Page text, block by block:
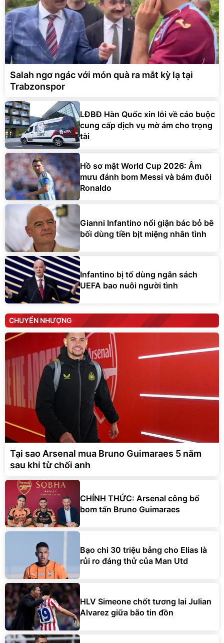
Salah ngơ ngác với món quà ra mắt kỳ lạ tại
Trabzonspor
LĐBĐ Hàn Quốc xin lỗi về cáo buộc
cung cấp dịch vụ mờ ám cho trọng
tài
Hồ sơ mật World Cup 2026: Âm
mưu đánh bom Messi và bám đuôi
Ronaldo
Gianni Infantino nổi giận bác bỏ bê
bối dùng tiền bịt miệng nhân tình
Infantino bị tố dùng ngân sách
UEFA bao nuôi người tình
CHUYỂN NHƯỢNG
Tại sao Arsenal mua Bruno Guimaraes 5 năm
sau khi từ chối anh
CHÍNH THỨC: Arsenal công bố
bom tấn Bruno Guimaraes
Bạo chi 30 triệu bảng cho Elias là
rủi ro đáng thử của Man Utd
HLV Simeone chốt tương lai Julian
Alvarez giữa bão tin đồn